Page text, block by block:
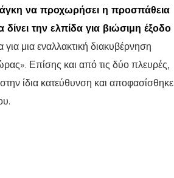
να προχωρήσει η προσπάθεια
την ελπίδα για βιώσιμη έξοδο
για μια εναλλακτική διακυβέρνηση
Επίσης και από τις δύο πλευρές,
ίδια κατεύθυνση και αποφασίσθηκε